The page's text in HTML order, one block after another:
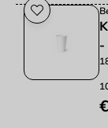
-